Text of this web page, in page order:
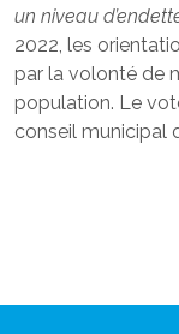
un niveau
2022, les
par la volonté de
population. Le
conseil municipal